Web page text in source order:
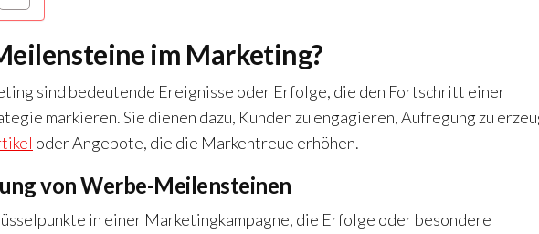
im Marketing?
sind bedeutende Ereignisse oder Erfolge, die den Fortschritt einer
markieren. Sie dienen dazu, Kunden zu engagieren, Aufregung zu
oder Angebote, die die Markentreue erhöhen.
von Werbe-Meilensteinen
in einer Marketingkampagne, die Erfolge oder besondere